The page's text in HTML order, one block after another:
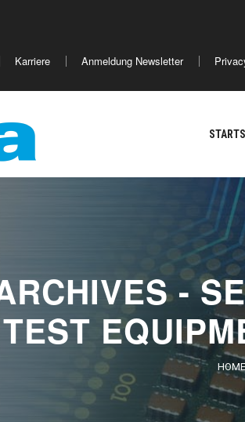
Karriere Anmeldung Newsletter
-
TEST
HOME